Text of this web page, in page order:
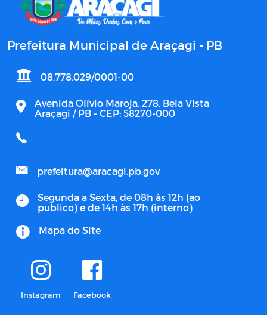
Prefeitura Municipal de Araçagi - PB
08.778.029/0001-00
Avenida Olívio Maroja, 278, Bela Vista
Araçagi / PB - CEP: 58270-000
prefeitura@aracagi.pb.gov
Segunda a Sexta, de 08h às 12h (ao
publico) e de 14h às 17h (interno)
Mapa do Site
Instagram Facebook